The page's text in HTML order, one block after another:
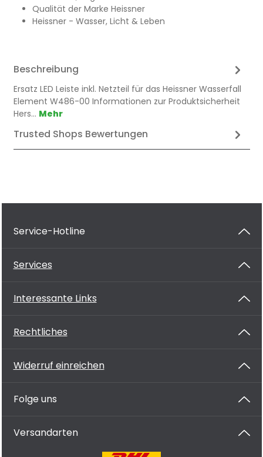
Qualität der Marke Heissner
Heissner - Wasser, Licht & Leben
Beschreibung
Ersatz LED Leiste inkl. Netzteil für das Heissner Wasserfall
Element W486-00 Informationen zur Produktsicherheit
Hers… Mehr
Trusted Shops Bewertungen
Service-Hotline
Services
Interessante Links
Rechtliches
Widerruf einreichen
Folge uns
Versandarten